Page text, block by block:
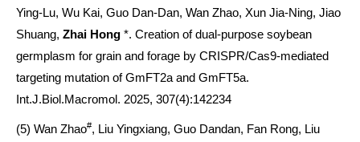
Ying-Lu, Wu Kai, Guo Dan-Dan, Wan Zhao, Xun Jia-Ning, Jiao
Shuang, Zhai Hong *. Creation of dual-purpose soybean
germplasm for grain and forage by CRISPR/Cas9-mediated
targeting mutation of GmFT2a and GmFT5a.
Int.J.Biol.Macromol. 2025, 307(4):142234
(5) Wan Zhao#, Liu Yingxiang, Guo Dandan, Fan Rong, Liu